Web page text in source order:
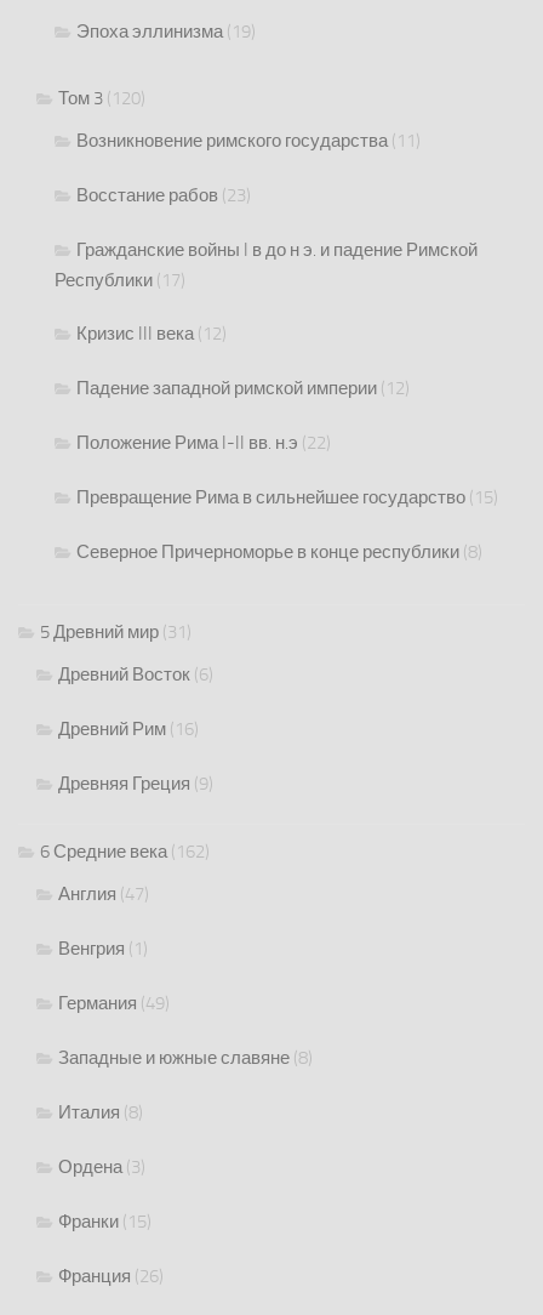
Эпоха эллинизма(19)
Том 3 (120)
Возникновение римского государства(11)
Восстание рабов (23)
Гражданские войны I в до н э. и падение Римской
Республики (17)
Кризис III века(12)
Падение западной римской империи (12)
Положение Рима I-II вв. н.э (22)
Превращение Рима в сильнейшее государство (15)
Северное Причерноморье в конце республики (8)
5 Древний мир (31)
Древний Восток (6)
Древний Рим (16)
Древняя Греция (9)
6 Средние века(162)
Англия (47)
Венгрия (1)
Германия (49)
Западные и южные славяне (8)
Италия (8)
Ордена(3)
Франки (15)
Франция (26)